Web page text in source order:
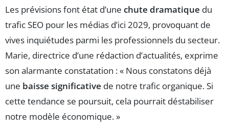
Les prévisions font état d’une chute dramatique du
trafic SEO pour les médias d’ici 2029, provoquant de
vives inquiétudes parmi les professionnels du secteur.
Marie, directrice d’une rédaction d’actualités, exprime
son alarmante constatation : « Nous constatons déjà
une baisse significative de notre trafic organique. Si
cette tendance se poursuit, cela pourrait déstabiliser
notre modèle économique. »